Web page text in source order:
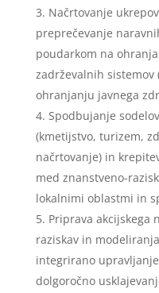
Načrtovanje
preprečevanje
poudarkom na
zadrževalnih sistemov
ohranjanju javnega
Spodbujanje
(kmetijstvo, turizem,
načrtovanje) in
med znanstveno-
lokalnimi oblastmi in
Priprava akcijskega
raziskav in
integrirano
dolgoročno